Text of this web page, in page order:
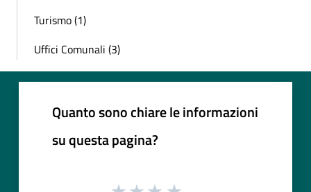
Turismo (1)
Uffici Comunali (3)
Quanto sono chiare le informazioni
su questa pagina?